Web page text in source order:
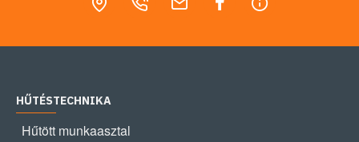
HŰTÉSTECHNIKA
Hűtött munkaasztal